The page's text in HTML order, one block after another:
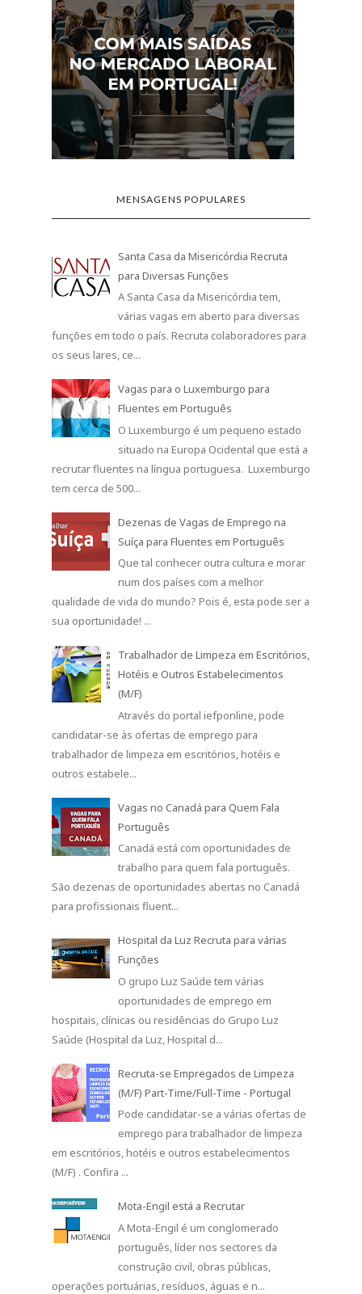
MENSAGENS POPULARES
Santa Casa da Misericórdia Recruta
para Diversas Funções
A Santa Casa da Misericórdia tem,
várias vagas em aberto para diversas
funções em todo o país. Recruta colaboradores para
os seus lares, ce...
Vagas para o Luxemburgo para
Fluentes em Português
O Luxemburgo é um pequeno estado
situado na Europa Ocidental que está a
recrutar fluentes na língua portuguesa. Luxemburgo
tem cerca de 500...
Dezenas de Vagas de Emprego na
Suíça para Fluentes em Português
Que tal conhecer outra cultura e morar
num dos países com a melhor
qualidade de vida do mundo? Pois é, esta pode ser a
sua oportunidade! ...
Trabalhador de Limpeza em Escritórios,
Hotéis e Outros Estabelecimentos
(M/F)
Através do portal iefponline, pode
candidatar-se às ofertas de emprego para
trabalhador de limpeza em escritórios, hotéis e
outros estabele...
Vagas no Canadá para Quem Fala
Português
Canadá está com oportunidades de
trabalho para quem fala português.
São dezenas de oportunidades abertas no Canadá
para profissionais fluent...
Hospital da Luz Recruta para várias
Funções
O grupo Luz Saúde tem várias
oportunidades de emprego em
hospitais, clínicas ou residências do Grupo Luz
Saúde (Hospital da Luz, Hospital d...
Recruta-se Empregados de Limpeza
(M/F) Part-Time/Full-Time - Portugal
Pode candidatar-se a várias ofertas de
emprego para trabalhador de limpeza
em escritórios, hotéis e outros estabelecimentos
(M/F) . Confira ...
Mota-Engil está a Recrutar
A Mota-Engil é um conglomerado
português, líder nos sectores da
construção civil, obras públicas,
operações portuárias, resíduos, águas e n...